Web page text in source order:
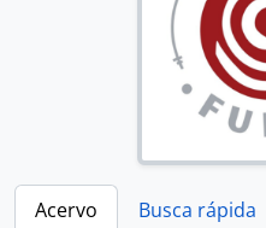
Acervo
Busca rápida